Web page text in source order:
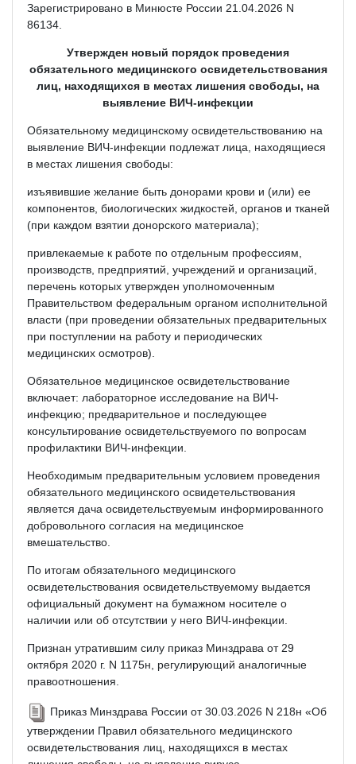
Зарегистрировано в Минюсте России 21.04.2026 N
86134.
Утвержден новый порядок проведения
обязательного медицинского освидетельствования
лиц, находящихся в местах лишения свободы, на
выявление ВИЧ-инфекции
Обязательному медицинскому освидетельствованию на
выявление ВИЧ-инфекции подлежат лица, находящиеся
в местах лишения свободы:
изъявившие желание быть донорами крови и (или) ее
компонентов, биологических жидкостей, органов и тканей
(при каждом взятии донорского материала);
привлекаемые к работе по отдельным профессиям,
производств, предприятий, учреждений и организаций,
перечень которых утвержден уполномоченным
Правительством федеральным органом исполнительной
власти (при проведении обязательных предварительных
при поступлении на работу и периодических
медицинских осмотров).
Обязательное медицинское освидетельствование
включает: лабораторное исследование на ВИЧ-
инфекцию; предварительное и последующее
консультирование освидетельствуемого по вопросам
профилактики ВИЧ-инфекции.
Необходимым предварительным условием проведения
обязательного медицинского освидетельствования
является дача освидетельствуемым информированного
добровольного согласия на медицинское
вмешательство.
По итогам обязательного медицинского
освидетельствования освидетельствуемому выдается
официальный документ на бумажном носителе о
наличии или об отсутствии у него ВИЧ-инфекции.
Признан утратившим силу приказ Минздрава от 29
октября 2020 г. N 1175н, регулирующий аналогичные
правоотношения.
Приказ Минздрава России от 30.03.2026 N 218н «Об
утверждении Правил обязательного медицинского
освидетельствования лиц, находящихся в местах